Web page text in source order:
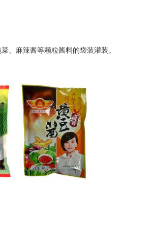
、麻辣酱等颗粒酱料的袋装灌装。